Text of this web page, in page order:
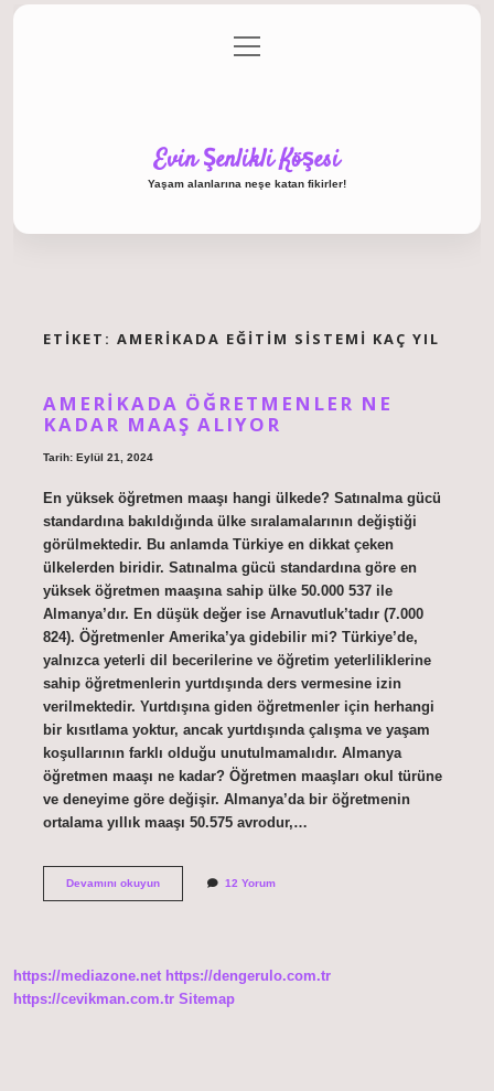
Gizlilik Politikası
menüyü
aç
Evin Şenlikli Köşesi
Yaşam alanlarına neşe katan fikirler!
ETIKET: AMERIKADA EĞITIM SISTEMI KAÇ YIL
AMERIKADA ÖĞRETMENLER NE
KADAR MAAŞ ALIYOR
Tarih: Eylül 21, 2024
En yüksek öğretmen maaşı hangi ülkede? Satınalma gücü
standardına bakıldığında ülke sıralamalarının değiştiği
görülmektedir. Bu anlamda Türkiye en dikkat çeken
ülkelerden biridir. Satınalma gücü standardına göre en
yüksek öğretmen maaşına sahip ülke 50.000 537 ile
Almanya’dır. En düşük değer ise Arnavutluk’tadır (7.000
824). Öğretmenler Amerika’ya gidebilir mi? Türkiye’de,
yalnızca yeterli dil becerilerine ve öğretim yeterliliklerine
sahip öğretmenlerin yurtdışında ders vermesine izin
verilmektedir. Yurtdışına giden öğretmenler için herhangi
bir kısıtlama yoktur, ancak yurtdışında çalışma ve yaşam
koşullarının farklı olduğu unutulmamalıdır. Almanya
öğretmen maaşı ne kadar? Öğretmen maaşları okul türüne
ve deneyime göre değişir. Almanya’da bir öğretmenin
ortalama yıllık maaşı 50.575 avrodur,…
Devamını okuyunAmerikada
12 Yorum
https://mediazone.net https://dengerulo.com.tr
https://cevikman.com.tr Sitemap